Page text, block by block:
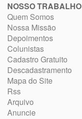
NOSSO TRABALHO
Quem Somos
Nossa Missão
Depoimentos
Colunistas
Cadastro Gratuito
Descadastramento
Mapa do Site
Rss
Arquivo
Anuncie